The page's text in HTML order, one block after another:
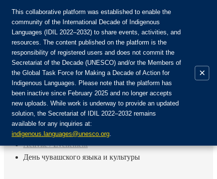
Rejoignez la communauté :
Login
FR
EN
ES
RU
Accueil
Activité / Événement
День чувашского языка и культуры
This collaborative platform was established to enable the
community of the International Decade of Indigenous
Languages (IDIL 2022–2032) to share events, activities, and
resources. The content published on the platform is the
responsibility of registered users and does not commit the
Secretariat of the Decade (UNESCO) and/or the Members of
the Global Task Force for Making a Decade of Action for
Indigenous Languages. Please note that the platform has
been inactive since February 2025 and no longer accepts
new uploads. While work is underway to provide an updated
solution, the Secretariat of IDIL 2022–2032 remains
available for any inquiries at:
indigenous.languages@unesco.org.
×